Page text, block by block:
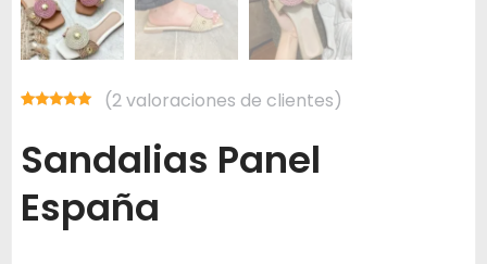
Sandalias Panel
España
5 en base a
valoración
cliente
(2valoraciones de clientes)